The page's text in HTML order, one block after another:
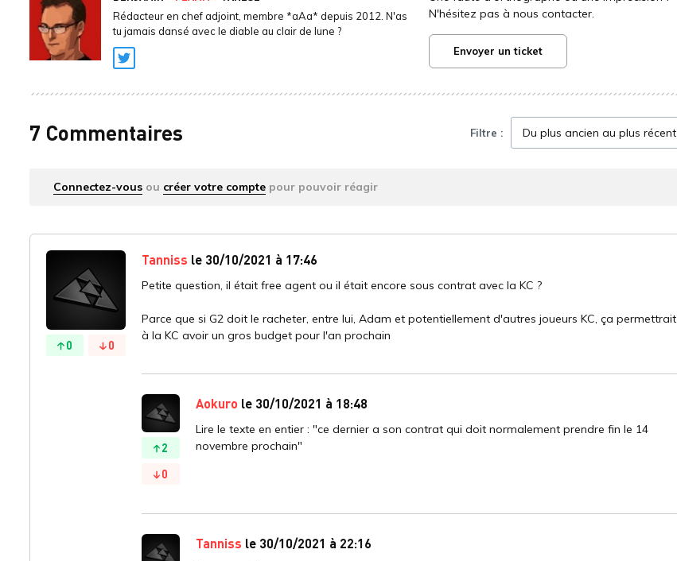
Rédacteur en chef adjoint, membre *aAa* depuis 2012. N'as
tu jamais dansé avec le diable au clair de lune ?
Twitter
N'hésitez pas à nous contacter.
Envoyer un ticket
7 Commentaires Filtre :
Connectez-vous ou créer votre compte pour pouvoir réagir
0 0
Tanniss le 30/10/2021 à 17:46
Petite question, il était free agent ou il était encore sous contrat avec la KC ?
Parce que si G2 doit le racheter, entre lui, Adam et potentiellement d'autres joueurs KC, ça permettrait
à la KC avoir un gros budget pour l'an prochain
2
0
Aokuro le 30/10/2021 à 18:48
Lire le texte en entier : "ce dernier a son contrat qui doit normalement prendre fin le 14
novembre prochain"
Tanniss le 30/10/2021 à 22:16